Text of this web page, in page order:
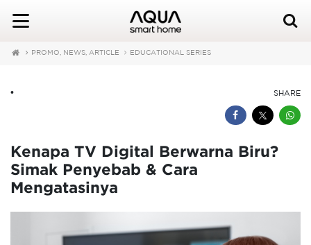
PROMO, NEWS, ARTICLE EDUCATIONAL SERIES
SHARE
•
Kenapa TV Digital Berwarna Biru?
Simak Penyebab & Cara
Mengatasinya